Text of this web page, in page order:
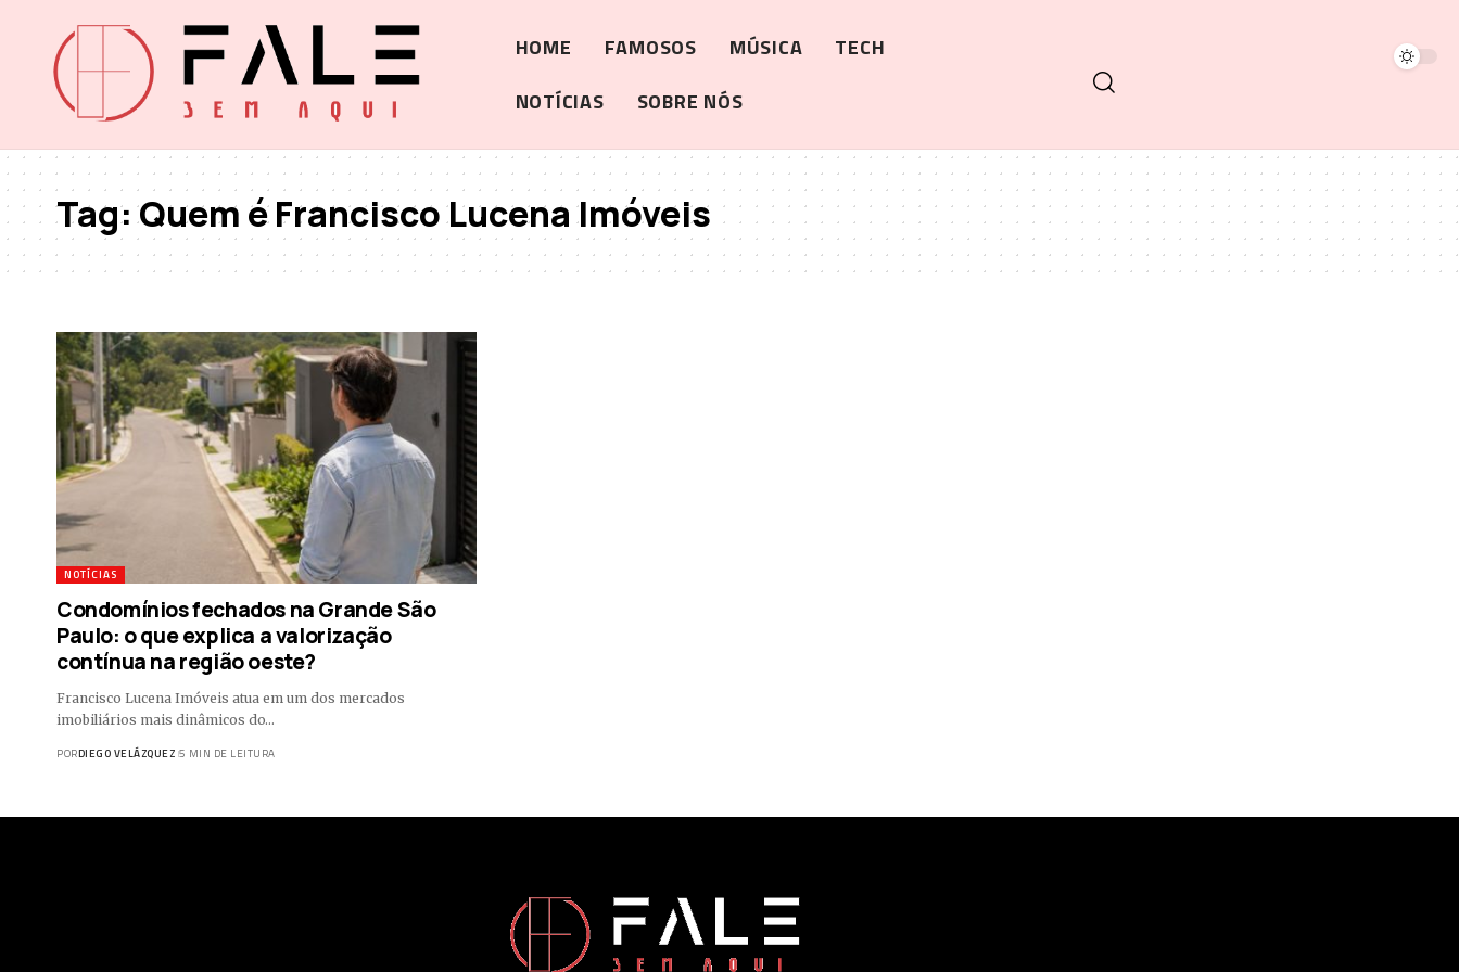
HOME FAMOSOS MÚSICA
TECH
NOTÍCIAS
SOBRE NÓS
Tag:Quem é Francisco Lucena Imóveis
NOTÍCIAS
Condomínios fechados na Grande São
Paulo: o que explica a valorização
contínua na região oeste?
Francisco Lucena Imóveis atua em um dos mercados
imobiliários mais dinâmicos do…
PORDIEGO VELÁZQUEZ 5 MIN DE LEITURA